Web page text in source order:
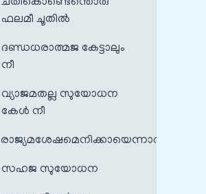
ചതികൊണ്ടെന്തൊരു
ഫലമീ ചൂതില്‍
ദണ്ഡധരാത്മജ കേട്ടാലും
നീ
വ്യാജമതല്ല സുയോധന
കേള്‍ നീ
രാജ്യമശേഷമെനിക്കായെന്നാല്‍
സഹജ സുയോധന